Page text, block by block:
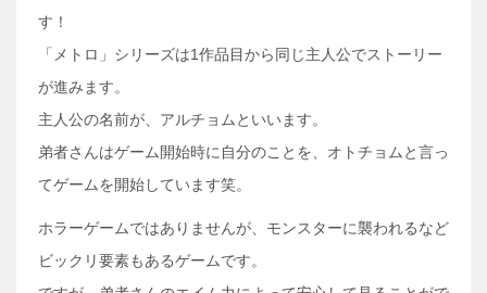
す！
「メトロ」シリーズは1作品目から同じ主人公でストーリー
が進みます。
主人公の名前が、アルチョムといいます。
弟者さんはゲーム開始時に自分のことを、オトチョムと言っ
てゲームを開始しています笑。
ホラーゲームではありませんが、モンスターに襲われるなど
ビックリ要素もあるゲームです。